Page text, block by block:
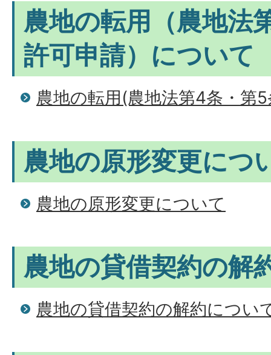
農地の転用（農地法
許可申請）について
農地の転用(農地法第4条・第
農地の原形変更につ
農地の原形変更について
農地の貸借契約の解
農地の貸借契約の解約につい